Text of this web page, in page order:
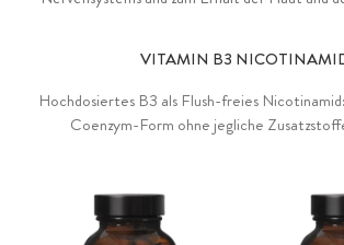
VITAMIN B3
Hochdosiertes B3 als Flush-freies
Coenzym-Form ohne jegliche